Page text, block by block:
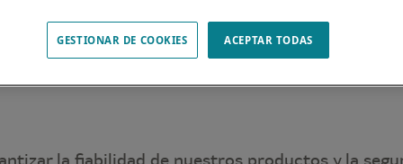
relacionada con la sustitución de
la fiabilidad de nuestros productos y la
GESTIONAR DE COOKIES ACEPTAR TODAS